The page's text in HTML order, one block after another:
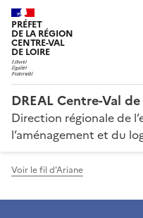
PRÉFET
DE LA RÉGION
CENTRE-VAL
DE LOIRE
DREAL Centre-Val
Direction régionale de
l’aménagement et du
Voir le fil d'Ariane